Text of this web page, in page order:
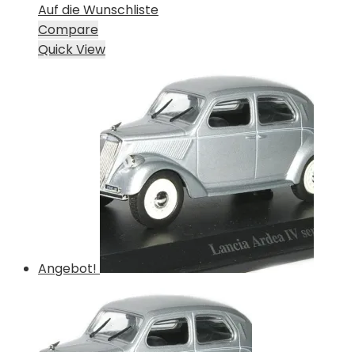
Auf die Wunschliste
Compare
Quick View
Angebot!